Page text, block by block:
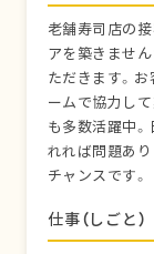
老舗寿司店の
アを築きません
ただきます。
ームで協力し
も多数活躍中
れれば問題あ
チャンスです。
仕事（しごと）